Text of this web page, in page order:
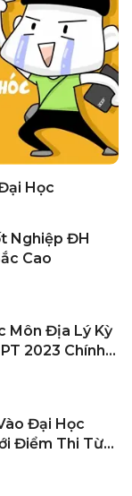
Học
Nghiệp ĐH
Cao
Môn Địa Lý Kỳ
2023 Chính
Đại Học
Điểm Thi Từ